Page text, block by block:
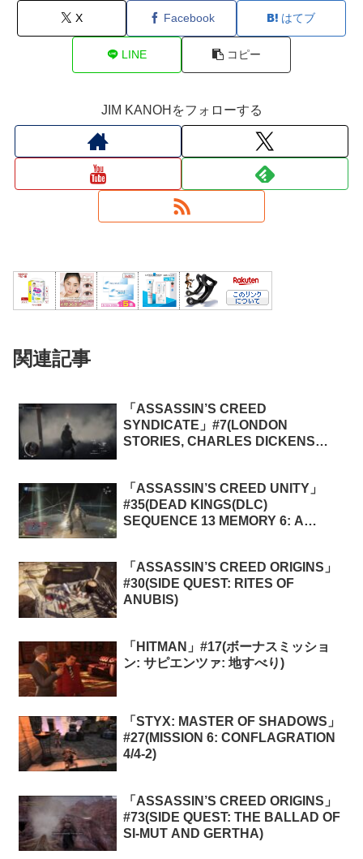
X Facebook はてブ
LINE コピー
JIM KANOHをフォローする
関連記事
「ASSASSIN’S CREED
SYNDICATE」#7(LONDON
STORIES, CHARLES DICKENS
「ASSASSIN’S CREED UNITY」
#35(DEAD KINGS(DLC)
SEQUENCE 13 MEMORY 6: A
「ASSASSIN’S CREED ORIGINS」
#30(SIDE QUEST: RITES OF
ANUBIS)
「HITMAN」#17(ボーナスミッショ
ン: サピエンツァ: 地すべり)
「STYX: MASTER OF SHADOWS」
#27(MISSION 6: CONFLAGRATION
4/4-2)
「ASSASSIN’S CREED ORIGINS」
#73(SIDE QUEST: THE BALLAD OF
SI-MUT AND GERTHA)